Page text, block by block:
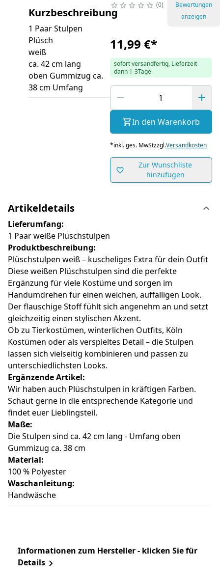
Kurzbeschreibung
1 Paar Stulpen
Plüsch
weiß
ca. 42 cm lang
oben Gummizug ca.
38 cm Umfang
0
Bewertungen
anzeigen
11,99 €*
sofort versandfertig, Lieferzeit
dann 1-3Tage
In den Warenkorb
*inkl. ges. MwStzzgl.Versandkosten
Zur Wunschliste
hinzufügen
Artikeldetails
Lieferumfang:
1 Paar weiße Plüschstulpen
Produktbeschreibung:
Plüschstulpen weiß – kuscheliges Extra für dein Outfit
Diese weißen Plüschstulpen sind die perfekte
Ergänzung für viele Kostüme und sorgen im
Handumdrehen für einen weichen, auffälligen Look.
Der flauschige Stoff fühlt sich angenehm an und setzt
gleichzeitig einen stylischen Akzent.
Ob zu Tierkostümen, winterlichen Outfits, Köln
Kostümen oder als verspieltes Detail – die Stulpen
lassen sich vielseitig kombinieren und passen zu
unterschiedlichsten Looks.
Ergänzende Artikel:
Wir haben auch Plüschstulpen in kräftigen Farben.
Schaut gerne in die entsprechende Kategorie und
findet euer Lieblingsteil.
Maße:
Die Stulpen sind ca. 42 cm lang - Umfang oben
Gummizug ca. 38 cm
Material:
100 % Polyester
Waschanleitung:
Handwäsche
Informationen zum Hersteller - klicken Sie für
Details